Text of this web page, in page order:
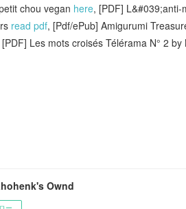
chou vegan here, [PDF]
read pdf, [Pdf/ePub] Amigurumi
[PDF] Les mots croisés Télérama N° 2 by
Ownd